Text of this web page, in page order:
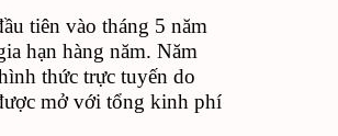
tiên vào tháng 5 năm
hạn hàng năm. Năm
thức trực tuyến do
mở với tổng kinh phí